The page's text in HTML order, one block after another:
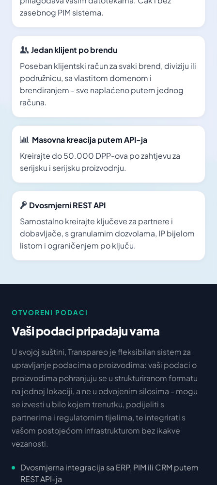
zasebnog PIM sistema.
Jedan klijent po brendu
Poseban klijentski račun za svaki brend, diviziju ili
podružnicu, sa vlastitom domenom i
brendiranjem - sve naplaćeno putem jednog
računa.
Masovna kreacija putem API-ja
Kreirajte do 50.000 DPP-ova po zahtjevu za
serijsku i serijsku proizvodnju.
Dvosmjerni REST API
Samostalno kreirajte ključeve za partnere i
dobavljače, s granularnim dozvolama, IP bijelom
listom i ograničenjem po ključu.
OTVORENI PODACI
Vaši podaci pripadaju vama
U svojoj suštini, Transpareo je fleksibilan sistem za
upravljanje podacima o proizvodima: vaši podaci o
proizvodima pohranjuju se u strukturiranom formatu
na jednoj lokaciji, a ne u odvojenim silosima - mogu
se izvesti u bilo kojem trenutku, podijeliti s
partnerima i regulatornim tijelima, te integrirati s
vašom postojećom infrastrukturom bez ikakve
vezanosti.
Dvosmjerna integracija sa ERP, PIM ili CRM putem
REST API-ja